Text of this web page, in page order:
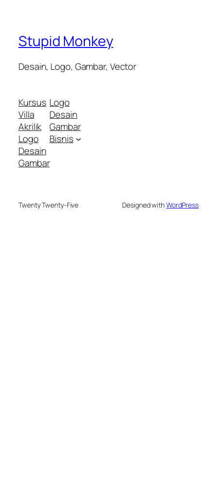
Stupid Monkey
Desain, Logo, Gambar, Vector
Kursus
Villa
Akrilik
Logo
Desain
Gambar
Logo
Desain
Gambar
Bisnis
Twenty Twenty-Five Designed withWordPress